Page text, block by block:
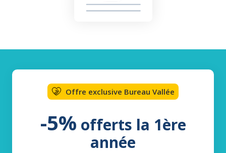
Offre exclusive Bureau Vallée
-5% offerts la 1ère
année